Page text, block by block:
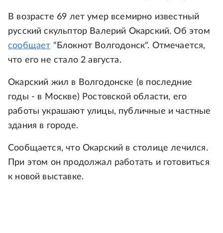
В возрасте 69 лет умер всемирно известный
русский скульптор Валерий Окарский. Об этом
сообщает "Блокнот Волгодонск". Отмечается,
что его не стало 2 августа.
Окарский жил в Волгодонске (в последние
годы - в Москве) Ростовской области, его
работы украшают улицы, публичные и частные
здания в городе.
Сообщается, что Окарский в столице лечился.
При этом он продолжал работать и готовиться
к новой выставке.